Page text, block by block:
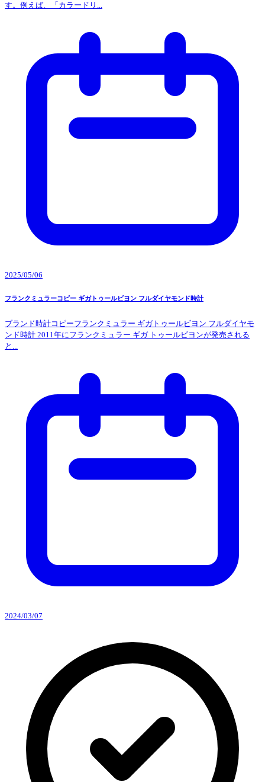
す。例えば、「カラードリ...
2025/05/06
フランクミュラーコピー ギガトゥールビヨン フルダイヤモンド時計
ブランド時計コピーフランクミュラー ギガトゥールビヨン フルダイヤモ
ンド時計 2011年にフランクミュラー ギガ トゥールビヨンが発売される
と...
2024/03/07